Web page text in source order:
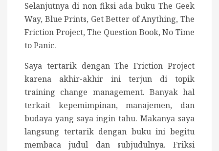
Selanjutnya di non fiksi ada buku The Geek
Way, Blue Prints, Get Better of Anything, The
Friction Project, The Question Book, No Time
to Panic.
Saya tertarik dengan The Friction Project
karena akhir-akhir ini terjun di topik
training change management. Banyak hal
terkait kepemimpinan, manajemen, dan
budaya yang saya ingin tahu. Makanya saya
langsung tertarik dengan buku ini begitu
membaca judul dan subjudulnya. Friksi